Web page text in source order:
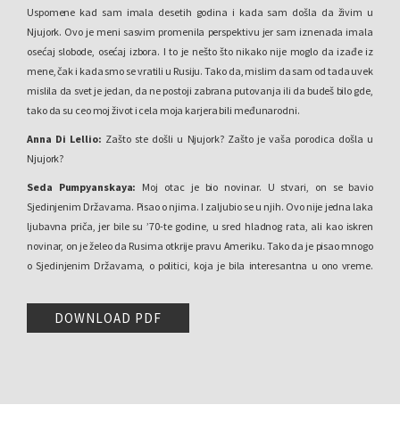
Uspomene kad sam imala desetih godina i kada sam došla da živim u
Njujork. Ovo je meni sasvim promenila perspektivu jer sam iznenada imala
osećaj slobode, osećaj izbora. I to je nešto što nikako nije moglo da izađe iz
mene, čak i kada smo se vratili u Rusiju. Tako da, mislim da sam od tada uvek
mislila da svet je jedan, da ne postoji zabrana putovanja ili da budeš bilo gde,
tako da su ceo moj život i cela moja karjera bili međunarodni.
Anna Di Lellio: Zašto ste došli u Njujork? Zašto je vaša porodica došla u
Njujork?
Seda Pumpyanskaya: Moj otac je bio novinar. U stvari, on se bavio
Sjedinjenim Državama. Pisao o njima. I zaljubio se u njih. Ovo nije jedna laka
ljubavna priča, jer bile su ’70-te godine, u sred hladnog rata, ali kao iskren
novinar, on je želeo da Rusima otkrije pravu Ameriku. Tako da je pisao mnogo
o Sjedinjenim Državama, o politici, koja je bila interesantna u ono vreme.
je bilo kao osveženje ili štagod, jer su Rusi slušali strašne stvari o
Amerikancima i on je želeo da otvori te stranice.
Seda Pumpyanskaya:Da, jer…
DOWNLOAD PDF